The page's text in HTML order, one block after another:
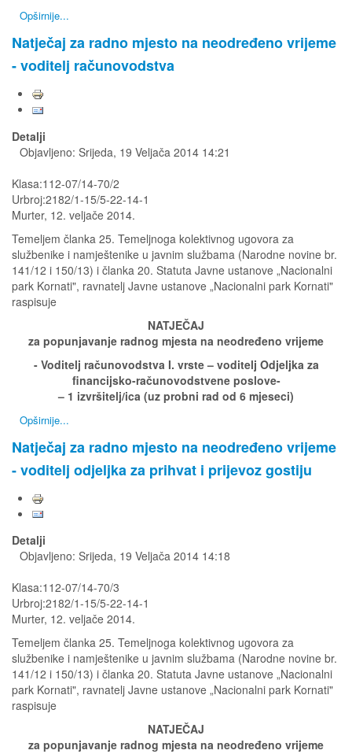
Opširnije...
Natječaj za radno mjesto na neodređeno vrijeme
- voditelj računovodstva
Detalji
Objavljeno: Srijeda, 19 Veljača 2014 14:21
Klasa:112-07/14-70/2
Urbroj:2182/1-15/5-22-14-1
Murter, 12. veljače 2014.
Temeljem članka 25. Temeljnoga kolektivnog ugovora za
službenike i namještenike u javnim službama (Narodne novine br.
141/12 i 150/13) i članka 20. Statuta Javne ustanove „Nacionalni
park Kornati", ravnatelj Javne ustanove „Nacionalni park Kornati"
raspisuje
NATJEČAJ
za popunjavanje radnog mjesta na neodređeno vrijeme
- Voditelj računovodstva I. vrste – voditelj Odjeljka za
financijsko-računovodstvene poslove-
– 1 izvršitelj/ica (uz probni rad od 6 mjeseci)
Opširnije...
Natječaj za radno mjesto na neodređeno vrijeme
- voditelj odjeljka za prihvat i prijevoz gostiju
Detalji
Objavljeno: Srijeda, 19 Veljača 2014 14:18
Klasa:112-07/14-70/3
Urbroj:2182/1-15/5-22-14-1
Murter, 12. veljače 2014.
Temeljem članka 25. Temeljnoga kolektivnog ugovora za
službenike i namještenike u javnim službama (Narodne novine br.
141/12 i 150/13) i članka 20. Statuta Javne ustanove „Nacionalni
park Kornati", ravnatelj Javne ustanove „Nacionalni park Kornati"
raspisuje
NATJEČAJ
za popunjavanje radnog mjesta na neodređeno vrijeme